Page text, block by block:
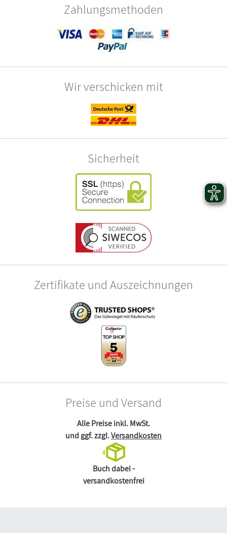
Zahlungsmethoden
Wir verschicken mit
Sicherheit
Zertifikate und Auszeichnungen
Preise und Versand
Alle Preise inkl. MwSt.
und ggf. zzgl.Versandkosten
Buch dabei -
versandkostenfrei